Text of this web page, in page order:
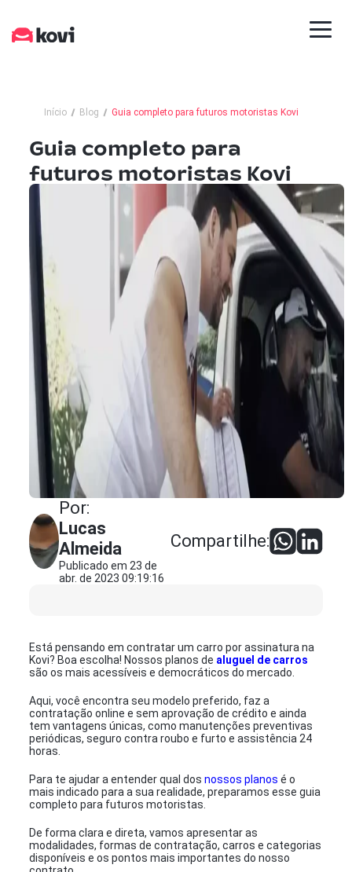
Início Blog Guia completo para futuros motoristas Kovi
Guia completo para
futuros motoristas Kovi
Por:
Lucas
Almeida
Publicado em 23 de
abr. de 2023 09:19:16
Compartilhe:
Está pensando em contratar um carro por assinatura na
Kovi? Boa escolha! Nossos planos de aluguel de carros
são os mais acessíveis e democráticos do mercado.
Aqui, você encontra seu modelo preferido, faz a
contratação online e sem aprovação de crédito e ainda
tem vantagens únicas, como manutenções preventivas
periódicas, seguro contra roubo e furto e assistência 24
horas.
Para te ajudar a entender qual dosnossos planos é o
mais indicado para a sua realidade, preparamos esse guia
completo para futuros motoristas.
De forma clara e direta, vamos apresentar as
modalidades, formas de contratação, carros e categorias
disponíveis e os pontos mais importantes do nosso